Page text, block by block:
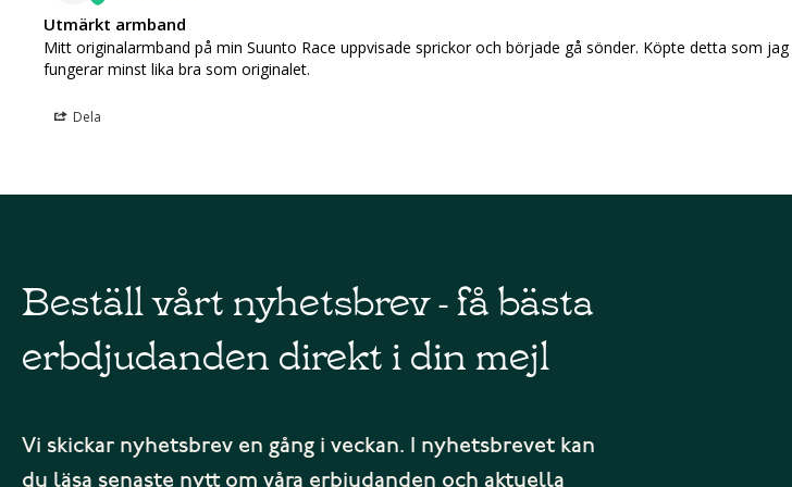
Utmärkt armband
Mitt originalarmband på min Suunto Race uppvisade sprickor och började gå sönder. Köpte detta som
fungerar minst lika bra som originalet.
Dela
Beställ vårt nyhetsbrev - få bästa
erbdjudanden direkt i din mejl
Vi skickar nyhetsbrev en gång i veckan. I nyhetsbrevet kan
du läsa senaste nytt om våra erbjudanden och aktuella